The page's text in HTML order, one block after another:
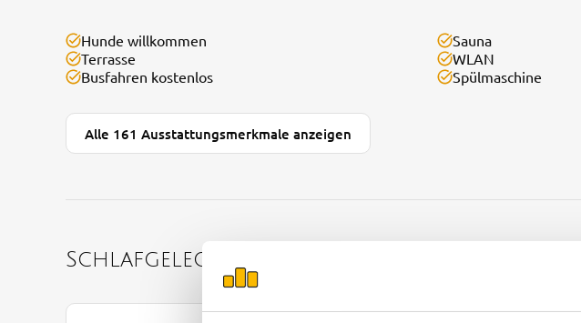
Hunde willkommen
Sauna
Terrasse
WLAN
Busfahren kostenlos
Spülmaschine
Alle 161 Ausstattungsmerkmale anzeigen
Schlafgelegenheiten